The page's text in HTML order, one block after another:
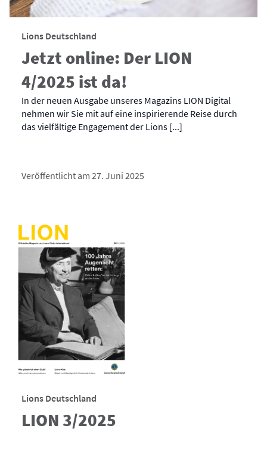
Lions Deutschland
Jetzt online: Der LION
4/2025 ist da!
In der neuen Ausgabe unseres Magazins LION Digital
nehmen wir Sie mit auf eine inspirierende Reise durch
das vielfältige Engagement der Lions [...]
Veröffentlicht am 27. Juni 2025
Lions Deutschland
LION 3/2025